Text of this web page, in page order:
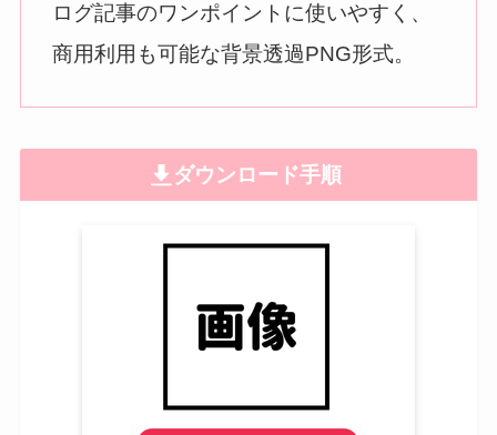
ログ記事のワンポイントに使いやすく、
商用利用も可能な背景透過PNG形式。
ダウンロード手順